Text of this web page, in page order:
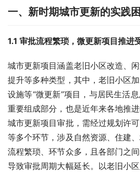
一、新时期城市更新的实践
1.1 审批流程繁琐，微更新项目推进
城市更新项目涵盖老旧小区改造、
提升等多种类型，其中，老旧小区
设施等“微更新”项目，与居民生活
重要组成部分，也是近年来各地推
城市更新项目审批，需经过规划许
等多个环节，涉及自然资源、住建
流程繁琐、环节众多，且各部门之
导致审批周期大幅延长。以老旧小